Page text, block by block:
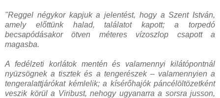
"Reggel négykor kapjuk a jelentést, hogy a Szent István,
amely előttünk halad, találatot kapott; a torpedó
becsapódásakor ötven méteres vízoszlop csapott a
magasba.
A fedélzeti korlátok mentén és valamennyi kilátópontnál
nyüzsögnek a tisztek és a tengerészek – valamennyien a
tengeralattjárókat kémlelik; a kísérőhajók páncélöltözetként
veszik körül a Viribust, nehogy ugyanarra a sorsra jusson,